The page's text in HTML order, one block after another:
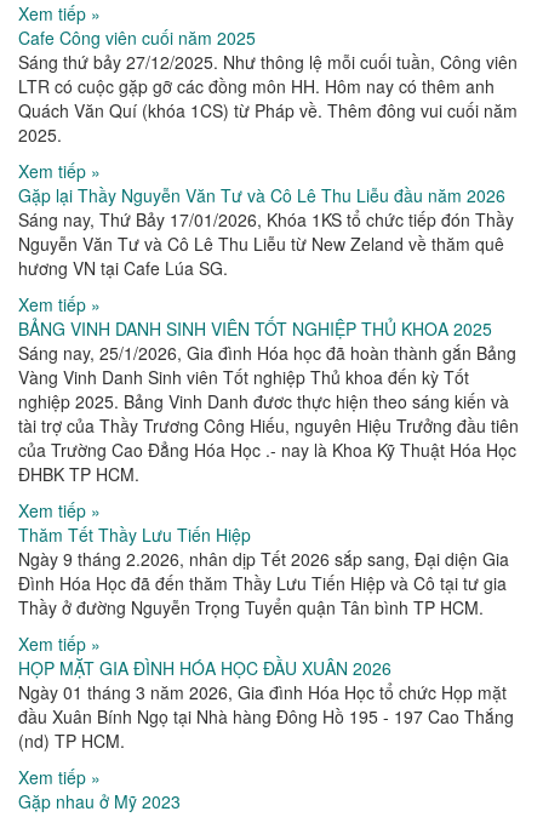
Xem tiếp »
Cafe Công viên cuối năm 2025
Sáng thứ bảy 27/12/2025. Như thông lệ mỗi cuối tuần, Công viên
LTR có cuộc gặp gỡ các đồng môn HH. Hôm nay có thêm anh
Quách Văn Quí (khóa 1CS) từ Pháp về. Thêm đông vui cuối năm
2025.
Xem tiếp »
Gặp lại Thầy Nguyễn Văn Tư và Cô Lê Thu Liễu đầu năm 2026
Sáng nay, Thứ Bảy 17/01/2026, Khóa 1KS tổ chức tiếp đón Thầy
Nguyễn Văn Tư và Cô Lê Thu Liễu từ New Zeland về thăm quê
hương VN tại Cafe Lúa SG.
Xem tiếp »
BẢNG VINH DANH SINH VIÊN TỐT NGHIỆP THỦ KHOA 2025
Sáng nay, 25/1/2026, Gia đình Hóa học đã hoàn thành gắn Bảng
Vàng Vinh Danh Sinh viên Tốt nghiệp Thủ khoa đến kỳ Tốt
nghiệp 2025. Bảng Vinh Danh đươc thực hiện theo sáng kiến và
tài trợ của Thầy Trương Công Hiếu, nguyên Hiệu Trưởng đầu tiên
của Trường Cao Đẳng Hóa Học .- nay là Khoa Kỹ Thuật Hóa Học
ĐHBK TP HCM.
Xem tiếp »
Thăm Tết Thầy Lưu Tiến Hiệp
Ngày 9 tháng 2.2026, nhân dịp Tết 2026 sắp sang, Đại diện Gia
Đình Hóa Học đã đến thăm Thầy Lưu Tiến Hiệp và Cô tại tư gia
Thầy ở đường Nguyễn Trọng Tuyển quận Tân bình TP HCM.
Xem tiếp »
HỌP MẶT GIA ĐÌNH HÓA HỌC ĐẦU XUÂN 2026
Ngày 01 tháng 3 năm 2026, Gia đình Hóa Học tổ chức Họp mặt
đầu Xuân Bính Ngọ tại Nhà hàng Đông Hồ 195 - 197 Cao Thắng
(nd) TP HCM.
Xem tiếp »
Gặp nhau ở Mỹ 2023